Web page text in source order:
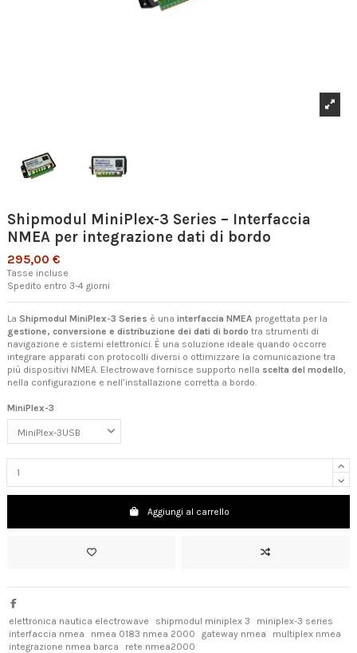
Shipmodul MiniPlex-3 Series – Interfaccia
NMEA per integrazione dati di bordo
295,00 €
Tasse incluse
Spedito entro 3-4 giorni
La Shipmodul MiniPlex-3 Series è una interfaccia NMEA progettata per la
gestione, conversione e distribuzione dei dati di bordo tra strumenti di
navigazione e sistemi elettronici. È una soluzione ideale quando occorre
integrare apparati con protocolli diversi o ottimizzare la comunicazione tra
più dispositivi NMEA. Electrowave fornisce supporto nella scelta del modello,
nella configurazione e nell’installazione corretta a bordo.
MiniPlex-3
Aggiungi al carrello
elettronica nautica electrowave shipmodul miniplex 3
miniplex-3 series
interfaccia nmea
nmea 0183 nmea 2000 gateway nmea
multiplex nmea
integrazione nmea barca
rete nmea2000